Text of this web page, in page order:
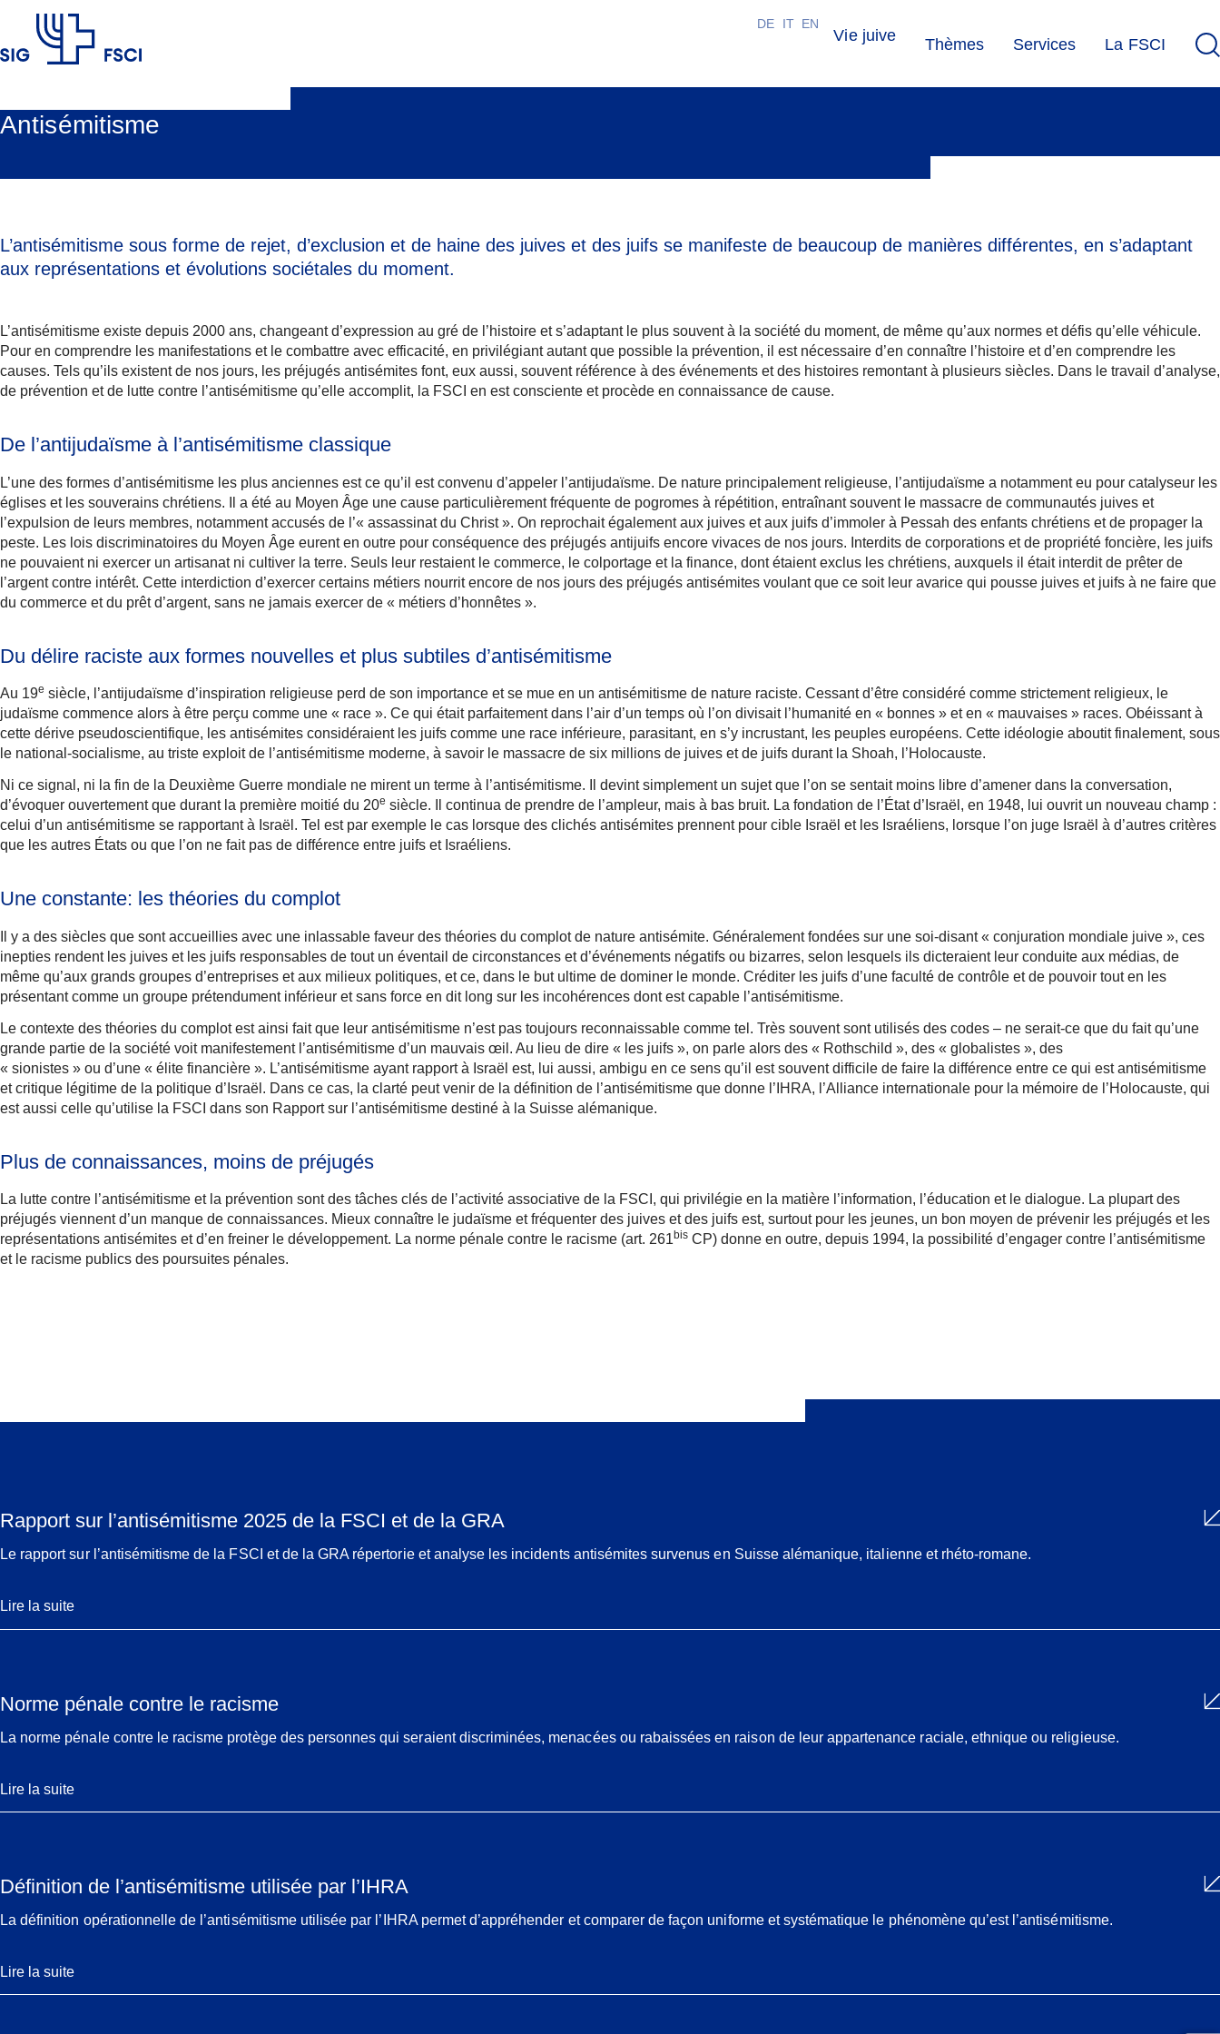
DE IT EN
Vie juive Thèmes Services La FSCI
Antisémitisme
L’antisémitisme sous forme de rejet, d’exclusion et de haine des juives et des juifs se manifeste de beaucoup de manières différentes, en s’adaptant
aux représentations et évolutions sociétales du moment.
L’antisémitisme existe depuis 2000 ans, changeant d’expression au gré de l’histoire et s’adaptant le plus souvent à la société du moment, de même qu’aux normes et défis qu’elle véhicule.
Pour en comprendre les manifestations et le combattre avec efficacité, en privilégiant autant que possible la prévention, il est nécessaire d’en connaître l’histoire et d’en comprendre les
causes. Tels qu’ils existent de nos jours, les préjugés antisémites font, eux aussi, souvent référence à des événements et des histoires remontant à plusieurs siècles. Dans le travail d’analyse,
de prévention et de lutte contre l’antisémitisme qu’elle accomplit, la FSCI en est consciente et procède en connaissance de cause.
De l’antijudaïsme à l’antisémitisme classique
L’une des formes d’antisémitisme les plus anciennes est ce qu’il est convenu d’appeler l’antijudaïsme. De nature principalement religieuse, l’antijudaïsme a notamment eu pour catalyseur les
églises et les souverains chrétiens. Il a été au Moyen Âge une cause particulièrement fréquente de pogromes à répétition, entraînant souvent le massacre de communautés juives et
l’expulsion de leurs membres, notamment accusés de l’« assassinat du Christ ». On reprochait également aux juives et aux juifs d’immoler à Pessah des enfants chrétiens et de propager la
peste. Les lois discriminatoires du Moyen Âge eurent en outre pour conséquence des préjugés antijuifs encore vivaces de nos jours. Interdits de corporations et de propriété foncière, les juifs
ne pouvaient ni exercer un artisanat ni cultiver la terre. Seuls leur restaient le commerce, le colportage et la finance, dont étaient exclus les chrétiens, auxquels il était interdit de prêter de
l’argent contre intérêt. Cette interdiction d’exercer certains métiers nourrit encore de nos jours des préjugés antisémites voulant que ce soit leur avarice qui pousse juives et juifs à ne faire que
du commerce et du prêt d’argent, sans ne jamais exercer de « métiers d’honnêtes ».
Du délire raciste aux formes nouvelles et plus subtiles d’antisémitisme
Au 19e siècle, l’antijudaïsme d’inspiration religieuse perd de son importance et se mue en un antisémitisme de nature raciste. Cessant d’être considéré comme strictement religieux, le
judaïsme commence alors à être perçu comme une « race ». Ce qui était parfaitement dans l’air d’un temps où l’on divisait l’humanité en « bonnes » et en « mauvaises » races. Obéissant à
cette dérive pseudoscientifique, les antisémites considéraient les juifs comme une race inférieure, parasitant, en s’y incrustant, les peuples européens. Cette idéologie aboutit finalement, sous
le national-socialisme, au triste exploit de l’antisémitisme moderne, à savoir le massacre de six millions de juives et de juifs durant la Shoah, l’Holocauste.
Ni ce signal, ni la fin de la Deuxième Guerre mondiale ne mirent un terme à l’antisémitisme. Il devint simplement un sujet que l’on se sentait moins libre d’amener dans la conversation,
d’évoquer ouvertement que durant la première moitié du 20e siècle. Il continua de prendre de l’ampleur, mais à bas bruit. La fondation de l’État d’Israël, en 1948, lui ouvrit un nouveau champ :
celui d’un antisémitisme se rapportant à Israël. Tel est par exemple le cas lorsque des clichés antisémites prennent pour cible Israël et les Israéliens, lorsque l’on juge Israël à d’autres critères
que les autres États ou que l’on ne fait pas de différence entre juifs et Israéliens.
Une constante: les théories du complot
Il y a des siècles que sont accueillies avec une inlassable faveur des théories du complot de nature antisémite. Généralement fondées sur une soi-disant « conjuration mondiale juive », ces
inepties rendent les juives et les juifs responsables de tout un éventail de circonstances et d’événements négatifs ou bizarres, selon lesquels ils dicteraient leur conduite aux médias, de
même qu’aux grands groupes d’entreprises et aux milieux politiques, et ce, dans le but ultime de dominer le monde. Créditer les juifs d’une faculté de contrôle et de pouvoir tout en les
présentant comme un groupe prétendument inférieur et sans force en dit long sur les incohérences dont est capable l’antisémitisme.
Le contexte des théories du complot est ainsi fait que leur antisémitisme n’est pas toujours reconnaissable comme tel. Très souvent sont utilisés des codes – ne serait-ce que du fait qu’une
grande partie de la société voit manifestement l’antisémitisme d’un mauvais œil. Au lieu de dire « les juifs », on parle alors des « Rothschild », des « globalistes », des
« sionistes » ou d’une « élite financière ». L’antisémitisme ayant rapport à Israël est, lui aussi, ambigu en ce sens qu’il est souvent difficile de faire la différence entre ce qui est antisémitisme
et critique légitime de la politique d’Israël. Dans ce cas, la clarté peut venir de la définition de l’antisémitisme que donne l’IHRA, l’Alliance internationale pour la mémoire de l’Holocauste, qui
est aussi celle qu’utilise la FSCI dans son Rapport sur l’antisémitisme destiné à la Suisse alémanique.
Plus de connaissances, moins de préjugés
La lutte contre l’antisémitisme et la prévention sont des tâches clés de l’activité associative de la FSCI, qui privilégie en la matière l’information, l’éducation et le dialogue. La plupart des
préjugés viennent d’un manque de connaissances. Mieux connaître le judaïsme et fréquenter des juives et des juifs est, surtout pour les jeunes, un bon moyen de prévenir les préjugés et les
représentations antisémites et d’en freiner le développement. La norme pénale contre le racisme (art. 261bis CP) donne en outre, depuis 1994, la possibilité d’engager contre l’antisémitisme
et le racisme publics des poursuites pénales.
Rapport sur l’antisémitisme 2025 de la FSCI et de la GRA
Le rapport sur l’antisémitisme de la FSCI et de la GRA répertorie et analyse les incidents antisémites survenus en Suisse alémanique, italienne et rhéto-romane.
Lire la suite
Norme pénale contre le racisme
La norme pénale contre le racisme protège des personnes qui seraient discriminées, menacées ou rabaissées en raison de leur appartenance raciale, ethnique ou religieuse.
Lire la suite
Définition de l’antisémitisme utilisée par l’IHRA
La définition opérationnelle de l’antisémitisme utilisée par l’IHRA permet d’appréhender et comparer de façon uniforme et systématique le phénomène qu’est l’antisémitisme.
Lire la suite